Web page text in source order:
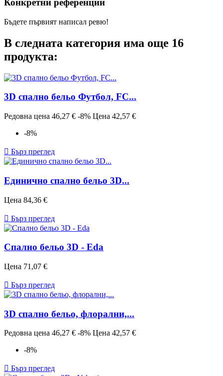
Конкретни референции
Бъдете първият написал ревю!
В следната категория има още 16
продукта:
3D спално бельо Футбол, FC...
Редовна цена 46,27 € -8% Цена 42,57 €
-8%
 Бърз преглед
Единично спално бельо 3D...
Цена 84,36 €
 Бърз преглед
Спално бельо 3D - Eda
Цена 71,07 €
 Бърз преглед
3D спално бельо, флорални,...
Редовна цена 46,27 € -8% Цена 42,57 €
-8%
 Бърз преглед